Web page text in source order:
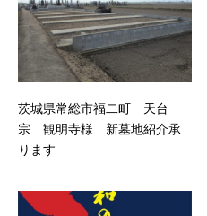
茨城県常総市福二町 天台
宗 観明寺様 新墓地紹介承
ります